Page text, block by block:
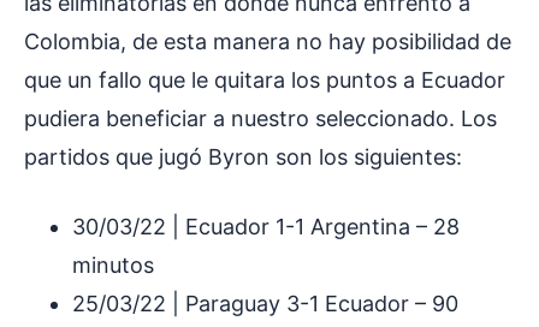
Colombia, de esta manera no hay posibilidad de
que un fallo que le quitara los puntos a Ecuador
pudiera beneficiar a nuestro seleccionado. Los
partidos que jugó Byron son los siguientes:
30/03/22 | Ecuador 1-1 Argentina – 28
minutos
25/03/22 | Paraguay 3-1 Ecuador – 90